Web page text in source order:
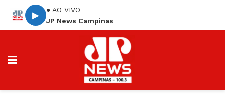
▶
● AO VIVO
JP News Campinas